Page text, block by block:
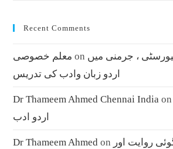
Recent Comments
معلم خصوصی on ، جرمنی میں
اردو زبان وادب کی تدریس
Dr Thameem Ahmed Chennai India on
اردو ادب
Dr Thameem Ahmed on روایت اور